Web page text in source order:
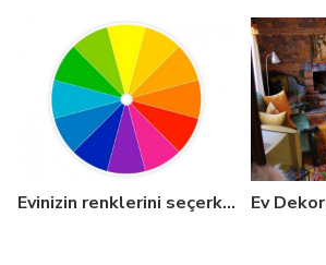
Evinizin renklerini seçerken büyük kolaylık: Renk Çarkı